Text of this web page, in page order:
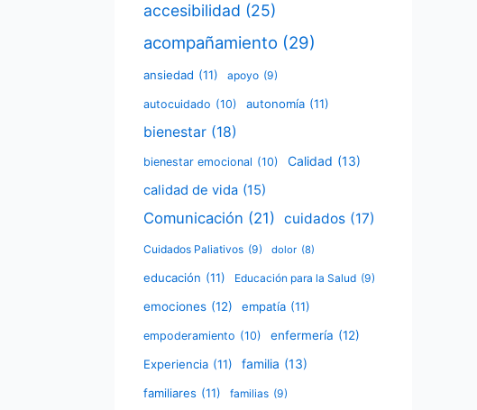
accesibilidad (25)
acompañamiento (29)
ansiedad (11) apoyo (9)
autocuidado (10) autonomía (11)
bienestar (18)
bienestar emocional (10) Calidad (13)
calidad de vida (15)
Comunicación (21) cuidados (17)
Cuidados Paliativos (9) dolor (8)
educación (11) Educación para la Salud (9)
emociones (12) empatía (11)
empoderamiento (10) enfermería (12)
Experiencia (11) familia (13)
familiares (11) familias (9)